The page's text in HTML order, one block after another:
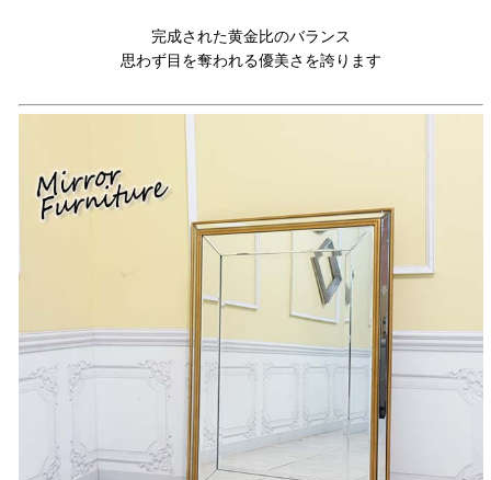
完成された黄金比のバランス
思わず目を奪われる優美さを誇ります